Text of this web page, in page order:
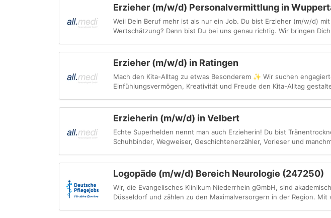
Erzieher (m/w/d) Personalvermittlung in
Weil Dein Beruf mehr ist als nur ein Job. Du bist Erzieher (m/w/d)
Wertschätzung? Dann bist Du bei uns genau richtig. Wir bringen
Erzieher (m/w/d) in Ratingen
Mach den Kita-Alltag zu etwas Besonderem ✨ Wir suchen
Einfühlungsvermögen, Kreativität und Freude den Kita-Alltag
Erzieherin (m/w/d) in Velbert
Echte Superhelden nennt man auch Erzieherin! Du bist
Schuhbinder, Wegweiser, Geschichtenerzähler, Vorleser und
Logopäde (m/w/d) Bereich Neurologie (247250)
Wir, die Evangelisches Klinikum Niederrhein gGmbH, sind
Düsseldorf und zählen zu den Maximalversorgern in der Region. Mit